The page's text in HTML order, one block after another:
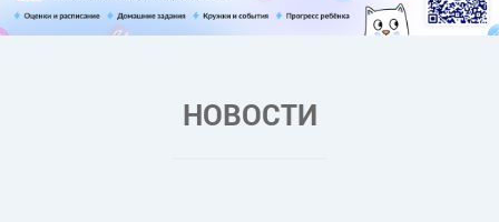
НОВОСТИ